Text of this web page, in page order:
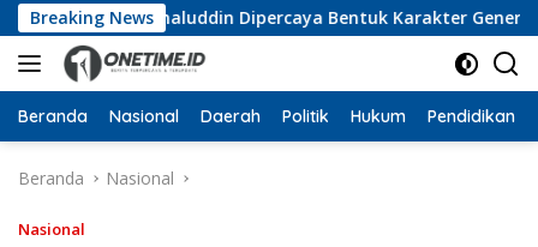
Langsung
ke
konten
Breaking News
Wan Jamaluddin Dipercaya Bentuk Karakter Generasi Muda
Beranda Nasional Daerah Politik Hukum Pendidikan
Beranda Nasional
Nasional